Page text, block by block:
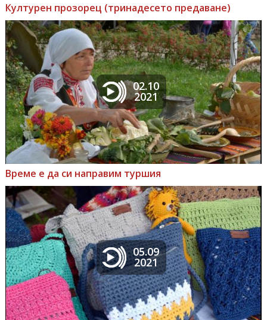
Културен прозорец (тринадесето предаване)
02.10
2021
Време е да си направим туршия
05.09
2021